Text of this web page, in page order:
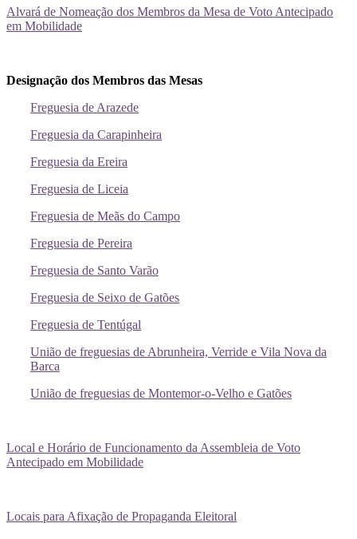
Alvará de Nomeação dos Membros da Mesa de Voto Antecipado
em Mobilidade
Designação dos Membros das Mesas
Freguesia de Arazede
Freguesia da Carapinheira
Freguesia da Ereira
Freguesia de Liceia
Freguesia de Meãs do Campo
Freguesia de Pereira
Freguesia de Santo Varão
Freguesia de Seixo de Gatões
Freguesia de Tentúgal
União de freguesias de Abrunheira, Verride e Vila Nova da
Barca
União de freguesias de Montemor-o-Velho e Gatões
Local e Horário de Funcionamento da Assembleia de Voto
Antecipado em Mobilidade
Locais para Afixação de Propaganda Eleitoral